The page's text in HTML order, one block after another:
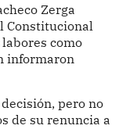
Zerga
Constitucional
como
informaron
pero no
de su renuncia a